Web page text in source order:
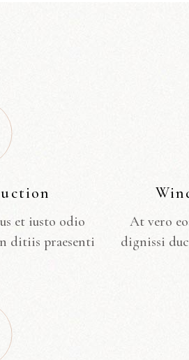
et iusto odio
ditiis praesenti
At vero
dignissi